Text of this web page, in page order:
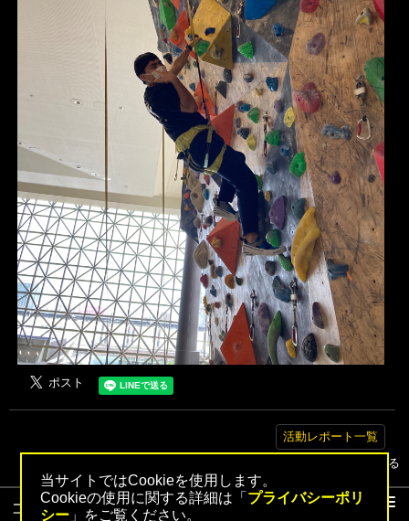
当サイトではCookieを使用します。
Cookieの使用に関する詳細は「 プライバシーポリ
シー」をご覧ください。
活動レポート一覧
▲トップへ戻る
コンテンツ